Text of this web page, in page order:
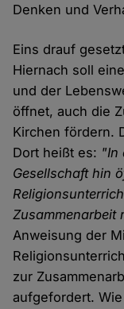
Denken und
Eins drauf
Hiernach soll
und der
öffnet, auch die
Kirchen fördern.
Dort heißt es: "In
Gesellschaft hin
Zusammenarbeit
Anweisung der
zur
aufgefordert.